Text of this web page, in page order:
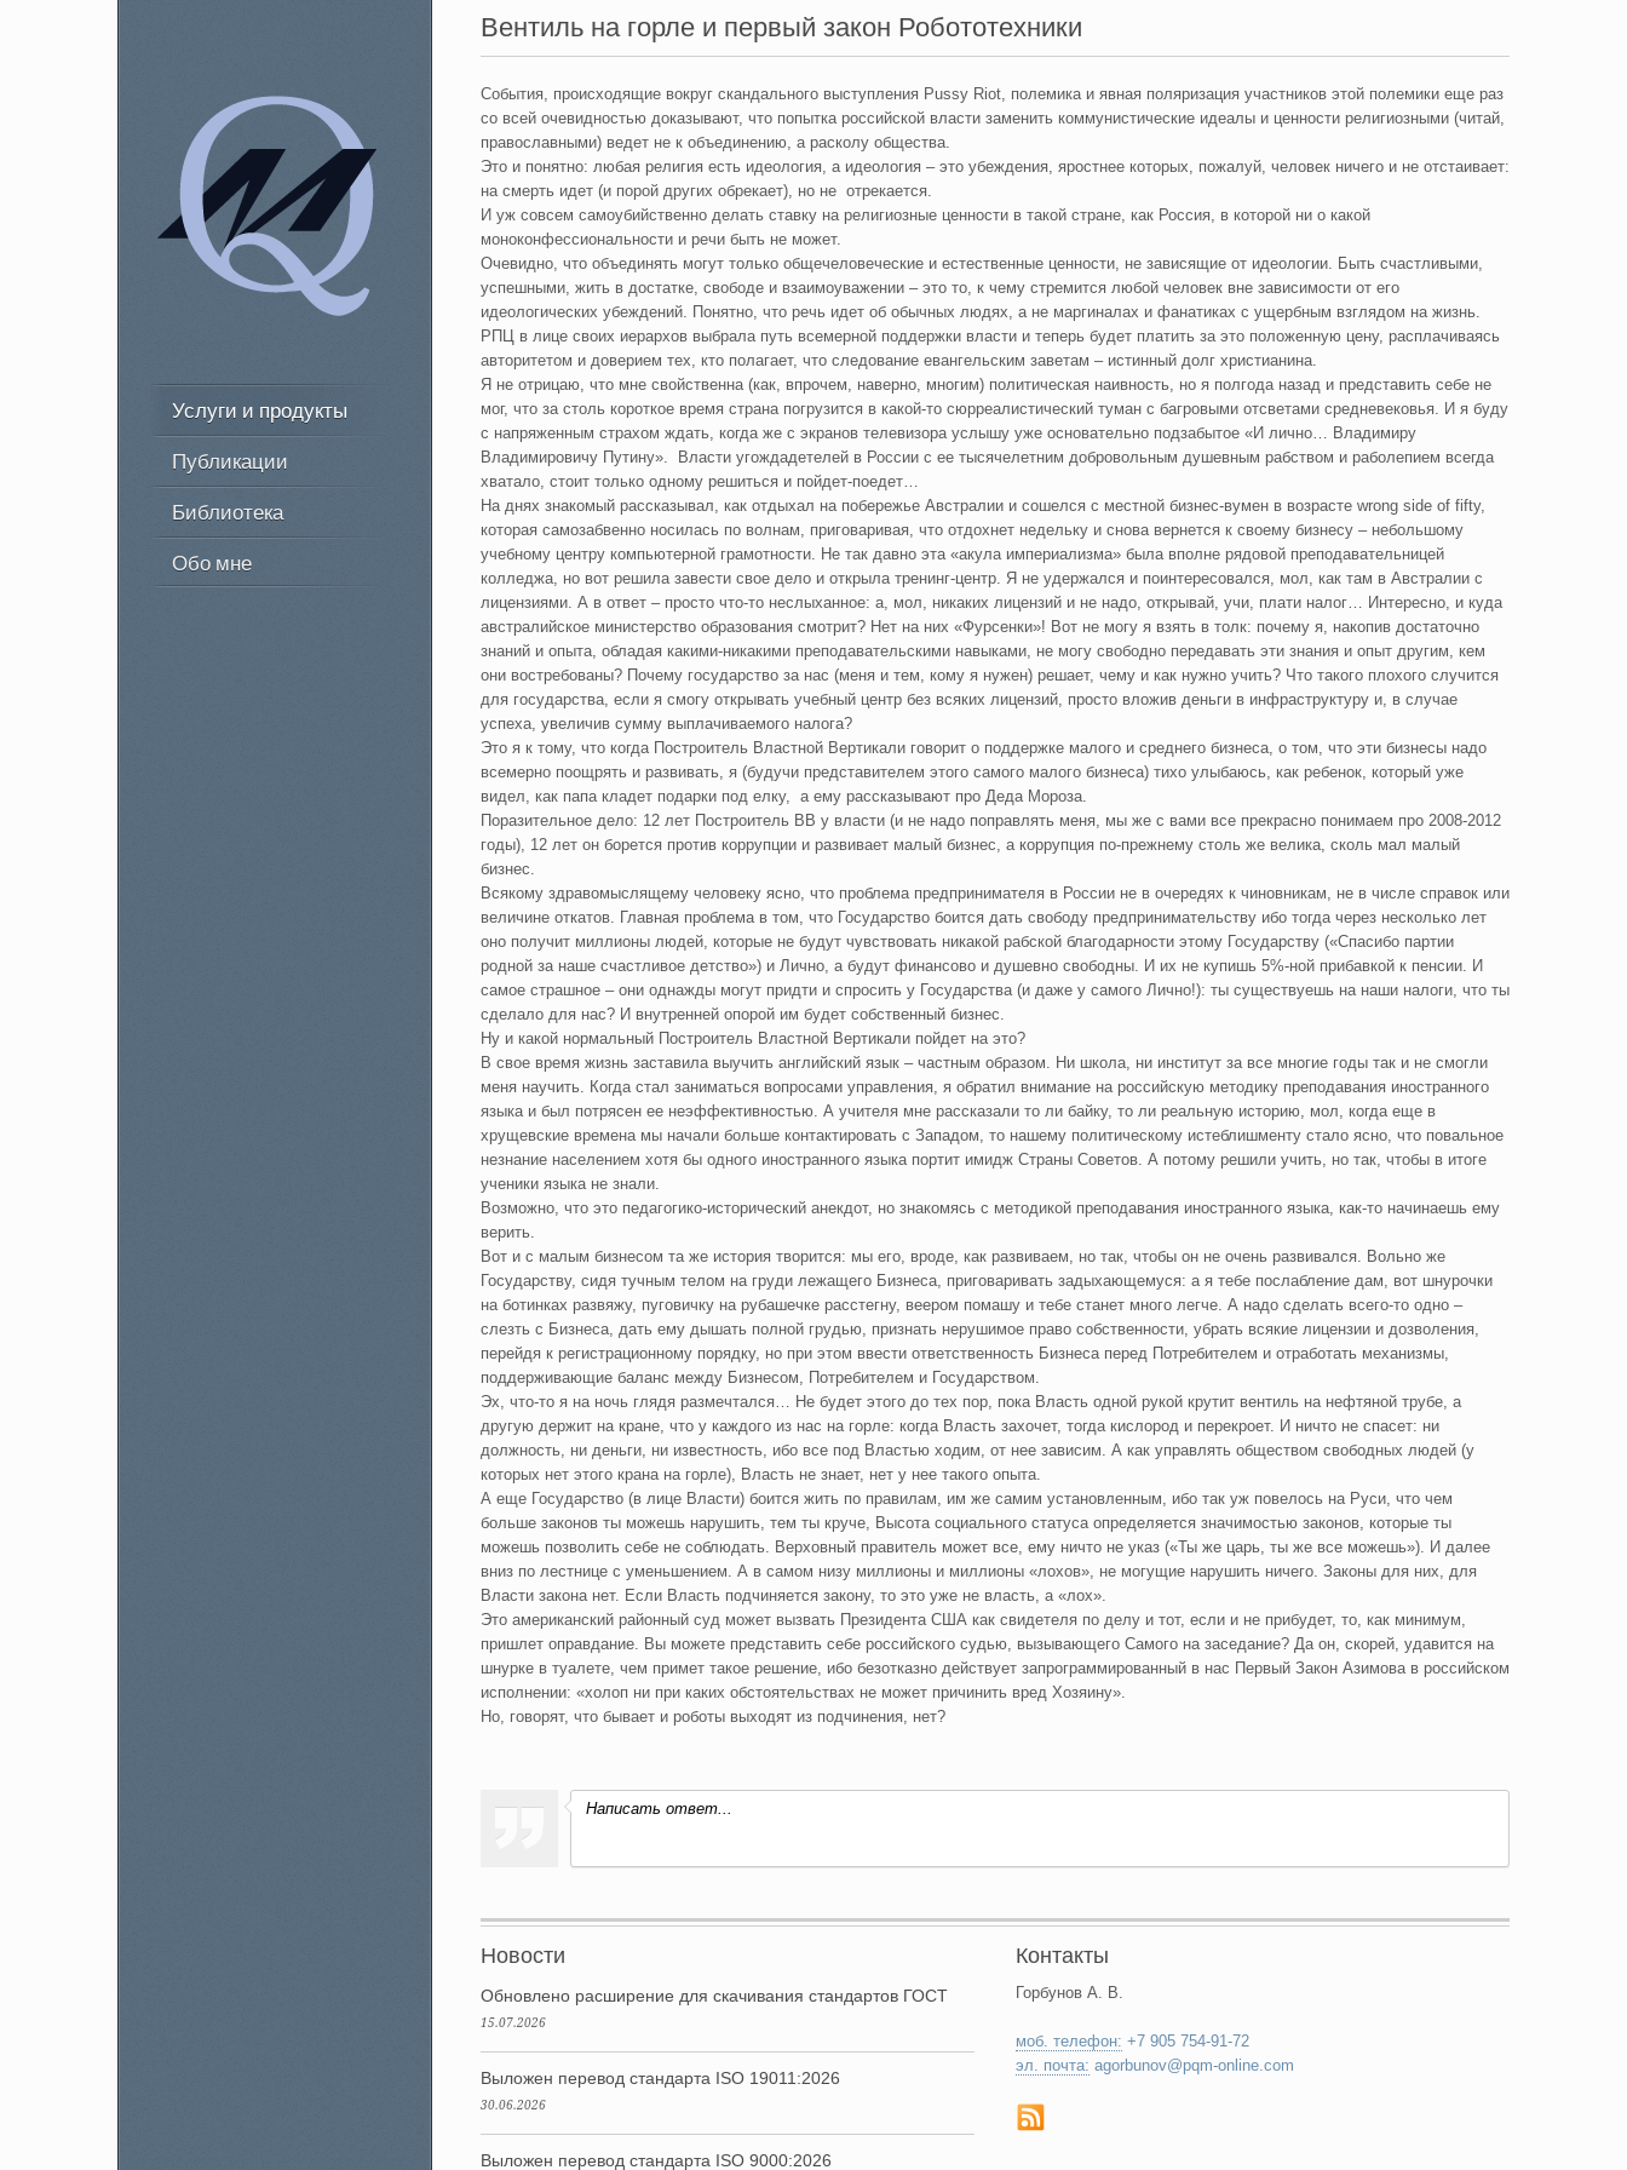
Услуги и продукты
Публикации
Библиотека
Обо мне
Вентиль на горле и первый закон Робототехники
События, происходящие вокруг скандального выступления Pussy Riot, полемика и явная поляризация участников этой полемики еще раз
со всей очевидностью доказывают, что попытка российской власти заменить коммунистические идеалы и ценности религиозными (читай,
православными) ведет не к объединению, а расколу общества.
Это и понятно: любая религия есть идеология, а идеология – это убеждения, яростнее которых, пожалуй, человек ничего и не отстаивает:
на смерть идет (и порой других обрекает), но не отрекается.
И уж совсем самоубийственно делать ставку на религиозные ценности в такой стране, как Россия, в которой ни о какой
моноконфессиональности и речи быть не может.
Очевидно, что объединять могут только общечеловеческие и естественные ценности, не зависящие от идеологии. Быть счастливыми,
успешными, жить в достатке, свободе и взаимоуважении – это то, к чему стремится любой человек вне зависимости от его
идеологических убеждений. Понятно, что речь идет об обычных людях, а не маргиналах и фанатиках с ущербным взглядом на жизнь.
РПЦ в лице своих иерархов выбрала путь всемерной поддержки власти и теперь будет платить за это положенную цену, расплачиваясь
авторитетом и доверием тех, кто полагает, что следование евангельским заветам – истинный долг христианина.
Я не отрицаю, что мне свойственна (как, впрочем, наверно, многим) политическая наивность, но я полгода назад и представить себе не
мог, что за столь короткое время страна погрузится в какой-то сюрреалистический туман с багровыми отсветами средневековья. И я буду
с напряженным страхом ждать, когда же с экранов телевизора услышу уже основательно подзабытое «И лично… Владимиру
Владимировичу Путину». Власти угождадетелей в России с ее тысячелетним добровольным душевным рабством и раболепием всегда
хватало, стоит только одному решиться и пойдет-поедет…
На днях знакомый рассказывал, как отдыхал на побережье Австралии и сошелся с местной бизнес-вумен в возрасте wrong side of fifty,
которая самозабвенно носилась по волнам, приговаривая, что отдохнет недельку и снова вернется к своему бизнесу – небольшому
учебному центру компьютерной грамотности. Не так давно эта «акула империализма» была вполне рядовой преподавательницей
колледжа, но вот решила завести свое дело и открыла тренинг-центр. Я не удержался и поинтересовался, мол, как там в Австралии с
лицензиями. А в ответ – просто что-то неслыханное: а, мол, никаких лицензий и не надо, открывай, учи, плати налог… Интересно, и куда
австралийское министерство образования смотрит? Нет на них «Фурсенки»! Вот не могу я взять в толк: почему я, накопив достаточно
знаний и опыта, обладая какими-никакими преподавательскими навыками, не могу свободно передавать эти знания и опыт другим, кем
они востребованы? Почему государство за нас (меня и тем, кому я нужен) решает, чему и как нужно учить? Что такого плохого случится
для государства, если я смогу открывать учебный центр без всяких лицензий, просто вложив деньги в инфраструктуру и, в случае
успеха, увеличив сумму выплачиваемого налога?
Это я к тому, что когда Построитель Властной Вертикали говорит о поддержке малого и среднего бизнеса, о том, что эти бизнесы надо
всемерно поощрять и развивать, я (будучи представителем этого самого малого бизнеса) тихо улыбаюсь, как ребенок, который уже
видел, как папа кладет подарки под елку, а ему рассказывают про Деда Мороза.
Поразительное дело: 12 лет Построитель ВВ у власти (и не надо поправлять меня, мы же с вами все прекрасно понимаем про 2008-2012
годы), 12 лет он борется против коррупции и развивает малый бизнес, а коррупция по-прежнему столь же велика, сколь мал малый
бизнес.
Всякому здравомыслящему человеку ясно, что проблема предпринимателя в России не в очередях к чиновникам, не в числе справок или
величине откатов. Главная проблема в том, что Государство боится дать свободу предпринимательству ибо тогда через несколько лет
оно получит миллионы людей, которые не будут чувствовать никакой рабской благодарности этому Государству («Спасибо партии
родной за наше счастливое детство») и Лично, а будут финансово и душевно свободны. И их не купишь 5%-ной прибавкой к пенсии. И
самое страшное – они однажды могут придти и спросить у Государства (и даже у самого Лично!): ты существуешь на наши налоги, что ты
сделало для нас? И внутренней опорой им будет собственный бизнес.
Ну и какой нормальный Построитель Властной Вертикали пойдет на это?
В свое время жизнь заставила выучить английский язык – частным образом. Ни школа, ни институт за все многие годы так и не смогли
меня научить. Когда стал заниматься вопросами управления, я обратил внимание на российскую методику преподавания иностранного
языка и был потрясен ее неэффективностью. А учителя мне рассказали то ли байку, то ли реальную историю, мол, когда еще в
хрущевские времена мы начали больше контактировать с Западом, то нашему политическому истеблишменту стало ясно, что повальное
незнание населением хотя бы одного иностранного языка портит имидж Страны Советов. А потому решили учить, но так, чтобы в итоге
ученики языка не знали.
Возможно, что это педагогико-исторический анекдот, но знакомясь с методикой преподавания иностранного языка, как-то начинаешь ему
верить.
Вот и с малым бизнесом та же история творится: мы его, вроде, как развиваем, но так, чтобы он не очень развивался. Вольно же
Государству, сидя тучным телом на груди лежащего Бизнеса, приговаривать задыхающемуся: а я тебе послабление дам, вот шнурочки
на ботинках развяжу, пуговичку на рубашечке расстегну, веером помашу и тебе станет много легче. А надо сделать всего-то одно –
слезть с Бизнеса, дать ему дышать полной грудью, признать нерушимое право собственности, убрать всякие лицензии и дозволения,
перейдя к регистрационному порядку, но при этом ввести ответственность Бизнеса перед Потребителем и отработать механизмы,
поддерживающие баланс между Бизнесом, Потребителем и Государством.
Эх, что-то я на ночь глядя размечтался… Не будет этого до тех пор, пока Власть одной рукой крутит вентиль на нефтяной трубе, а
другую держит на кране, что у каждого из нас на горле: когда Власть захочет, тогда кислород и перекроет. И ничто не спасет: ни
должность, ни деньги, ни известность, ибо все под Властью ходим, от нее зависим. А как управлять обществом свободных людей (у
которых нет этого крана на горле), Власть не знает, нет у нее такого опыта.
А еще Государство (в лице Власти) боится жить по правилам, им же самим установленным, ибо так уж повелось на Руси, что чем
больше законов ты можешь нарушить, тем ты круче, Высота социального статуса определяется значимостью законов, которые ты
можешь позволить себе не соблюдать. Верховный правитель может все, ему ничто не указ («Ты же царь, ты же все можешь»). И далее
вниз по лестнице с уменьшением. А в самом низу миллионы и миллионы «лохов», не могущие нарушить ничего. Законы для них, для
Власти закона нет. Если Власть подчиняется закону, то это уже не власть, а «лох».
Это американский районный суд может вызвать Президента США как свидетеля по делу и тот, если и не прибудет, то, как минимум,
пришлет оправдание. Вы можете представить себе российского судью, вызывающего Самого на заседание? Да он, скорей, удавится на
шнурке в туалете, чем примет такое решение, ибо безотказно действует запрограммированный в нас Первый Закон Азимова в российском
исполнении: «холоп ни при каких обстоятельствах не может причинить вред Хозяину».
Но, говорят, что бывает и роботы выходят из подчинения, нет?
Написать ответ...
Новости
Обновлено расширение для скачивания стандартов ГОСТ
15.07.2026
Выложен перевод стандарта ISO 19011:2026
30.06.2026
Выложен перевод стандарта ISO 9000:2026
Контакты
Горбунов А. В.
моб. телефон: +7 905 754-91-72
эл. почта: agorbunov@pqm-online.com